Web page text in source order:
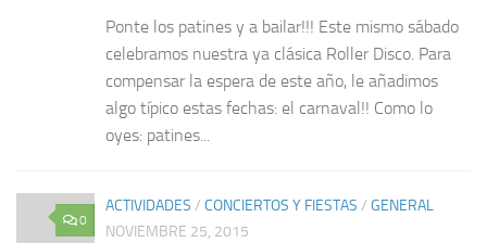
Ponte los patines y a bailar!!! Este mismo sábado
celebramos nuestra ya clásica Roller Disco. Para
compensar la espera de este año, le añadimos
algo típico estas fechas: el carnaval!! Como lo
oyes: patines...
0
ACTIVIDADES / CONCIERTOS Y FIESTAS / GENERAL
NOVIEMBRE 25, 2015